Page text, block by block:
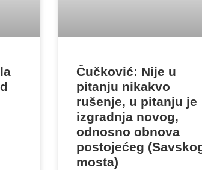
Čučković: Nije u
pitanju nikakvo
rušenje, u pitanju je
izgradnja novog,
odnosno obnova
postojećeg
mosta)